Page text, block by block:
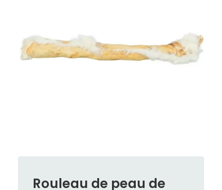
Rouleau de peau de